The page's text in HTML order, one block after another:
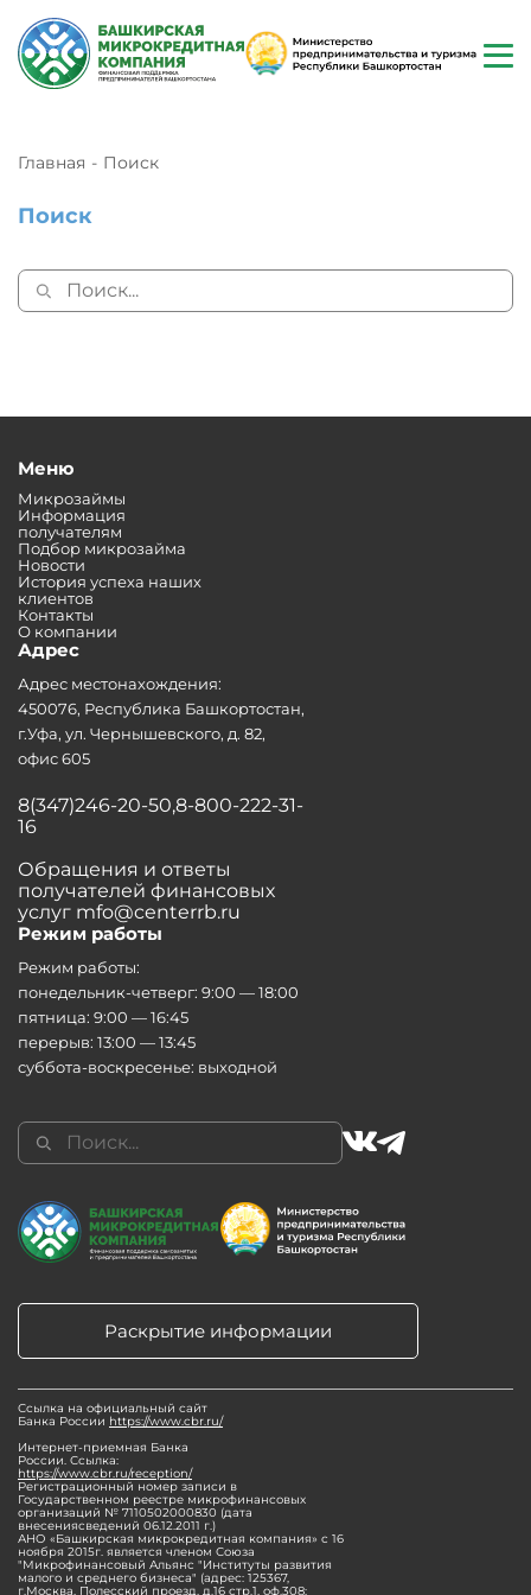
Главная Поиск
Поиск
Меню
Микрозаймы
Информация
получателям
Подбор микрозайма
Новости
История успеха наших
клиентов
Контакты
О компании
Адрес
Адрес местонахождения:
450076, Республика Башкортостан,
г.Уфа, ул. Чернышевского, д. 82,
офис 605
8(347)246-20-50,8-800-222-31-
16
Обращения и ответы
получателей финансовых
услуг mfo@centerrb.ru
Режим работы
Режим работы:
понедельник-четверг: 9:00 — 18:00
пятница: 9:00 — 16:45
перерыв: 13:00 — 13:45
суббота-воскресенье: выходной
Раскрытие информации
Ссылка на официальный сайт
Банка России https://www.cbr.ru/
Интернет-приемная Банка
России. Ссылка:
https://www.cbr.ru/reception/
Регистрационный номер записи в
Государственном реестре микрофинансовых
организаций № 7110502000830 (дата
внесениясведений 06.12.2011 г.)
АНО «Башкирская микрокредитная компания» с 16
ноября 2015г. является членом Союза
"Микрофинансовый Альянс "Институты развития
малого и среднего бизнеса" (адрес: 125367,
г.Москва, Полесский проезд, д.16 стр.1, оф.308;